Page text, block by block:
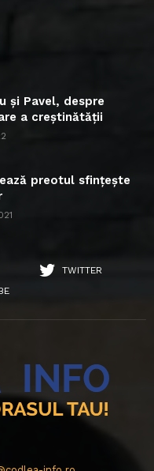
și Pavel, despre
a creștinătății
preotul sfințește
TWITTER